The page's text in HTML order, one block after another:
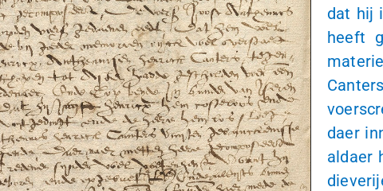
dat hij
heeft
daer
aldaer